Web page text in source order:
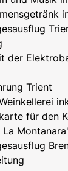
der
Trient
für den
La